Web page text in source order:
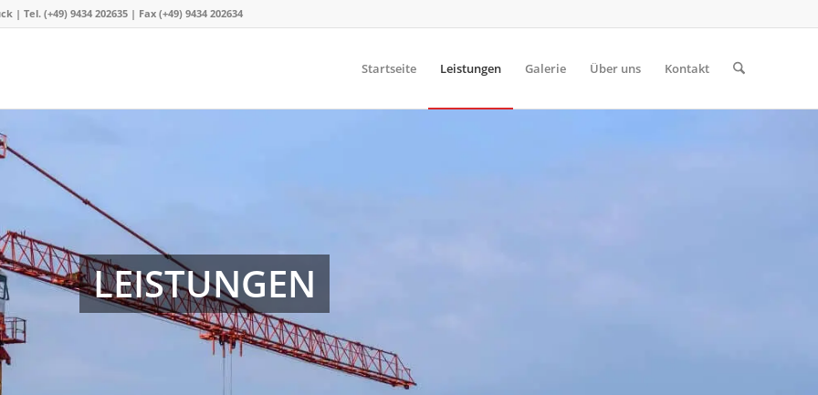
Tel. (+49) 9434 202635 | Fax (+49) 9434 202634
Startseite Leistungen Galerie Über uns Kontakt
LEISTUNGEN